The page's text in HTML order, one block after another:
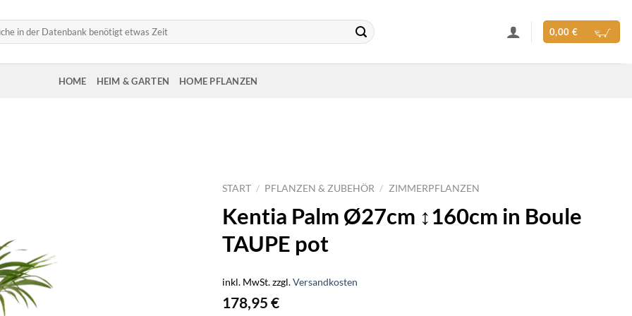
0,00 €
HOME HEIM & GARTEN HOME PFLANZEN
START / PFLANZEN & ZUBEHÖR / ZIMMERPFLANZEN
Kentia Palm Ø27cm ↕160cm in Boule
TAUPE pot
inkl. MwSt.zzgl.Versandkosten
178,95€